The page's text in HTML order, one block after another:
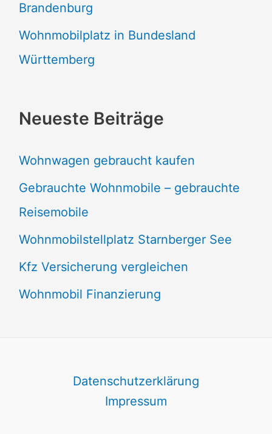
Brandenburg
Wohnmobilplatz in Bundesland
Württemberg
Neueste Beiträge
Wohnwagen gebraucht kaufen
Gebrauchte Wohnmobile – gebrauchte
Reisemobile
Wohnmobilstellplatz Starnberger See
Kfz Versicherung vergleichen
Wohnmobil Finanzierung
Datenschutzerklärung
Impressum